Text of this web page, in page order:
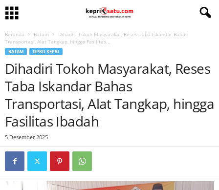
Beranda Batam
Dihadiri Tokoh Masyarakat, Reses Taba Iskandar Bahas
Transportasi, Alat Tangkap, hingga Fasilitas...
BATAM DPRD KEPRI
Dihadiri Tokoh Masyarakat, Reses
Taba Iskandar Bahas
Transportasi, Alat Tangkap, hingga
Fasilitas Ibadah
5 Desember 2025